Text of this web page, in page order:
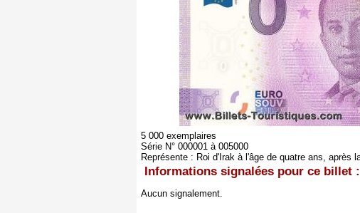
5 000 exemplaires
Série N° 000001 à 005000
Représente : Roi d'Irak à l'âge de quatre ans, après
Informations signalées pour ce billet :
Aucun signalement.